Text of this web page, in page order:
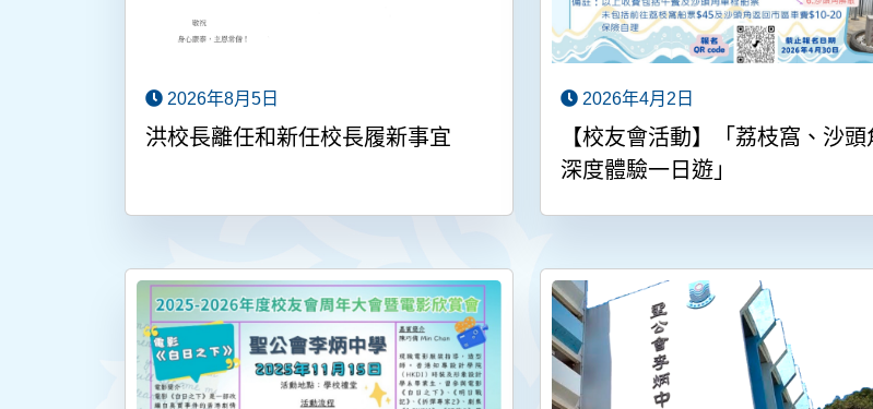
2026年8月5日
洪校長離任和新任校長履新事宜
2026年4月2日
【校友會活動】「荔枝窩、沙頭
深度體驗一日遊」